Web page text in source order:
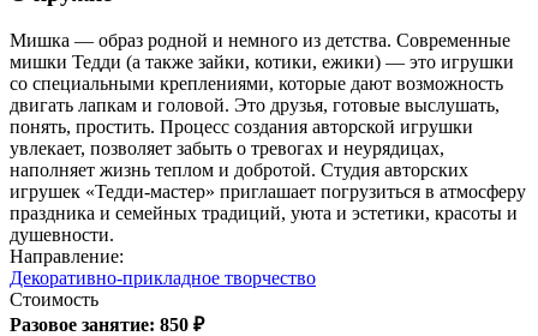
Мишка — образ родной и немного из детства. Современные
мишки Тедди (а также зайки, котики, ежики) — это игрушки
со специальными креплениями, которые дают возможность
двигать лапкам и головой. Это друзья, готовые выслушать,
понять, простить. Процесс создания авторской игрушки
увлекает, позволяет забыть о тревогах и неурядицах,
наполняет жизнь теплом и добротой. Студия авторских
игрушек «Тедди-мастер» приглашает погрузиться в атмосферу
праздника и семейных традиций, уюта и эстетики, красоты и
душевности.
Направление:
Декоративно-прикладное творчество
Стоимость
Разовое занятие: 850 ₽